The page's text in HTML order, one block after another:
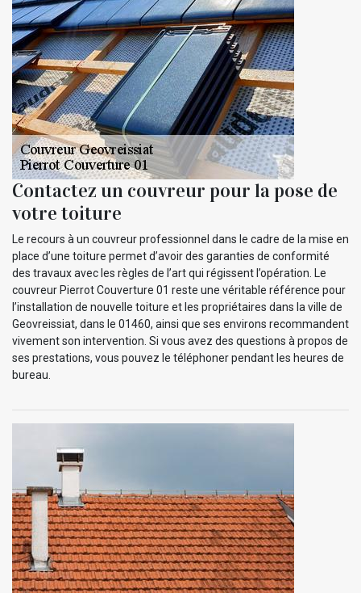
Contactez un couvreur pour la pose de
votre toiture
Le recours à un couvreur professionnel dans le cadre de la mise en
place d’une toiture permet d’avoir des garanties de conformité
des travaux avec les règles de l’art qui régissent l’opération. Le
couvreur Pierrot Couverture 01 reste une véritable référence pour
l’installation de nouvelle toiture et les propriétaires dans la ville de
Geovreissiat, dans le 01460, ainsi que ses environs recommandent
vivement son intervention. Si vous avez des questions à propos de
ses prestations, vous pouvez le téléphoner pendant les heures de
bureau.